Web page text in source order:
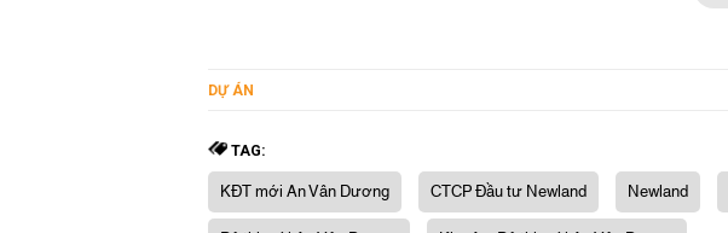
DỰ ÁN
TAG:
KĐT mới An Vân Dương CTCP Đầu tư Newland Newland